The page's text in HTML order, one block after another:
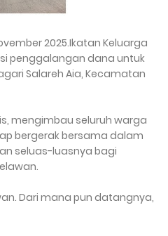
2025.Ikatan Keluarga
penggalangan dana untuk
Salareh Aia, Kecamatan
mengimbau seluruh warga
bergerak bersama dalam
seluas-luasnya bagi
Dari mana pun datangnya,